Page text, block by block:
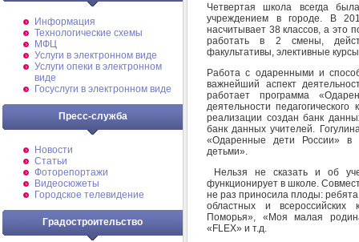
Информация
Технологические схемы
МФЦ
Услуги в электронном виде
Услуги опеки в электронном
виде
Госуслуги в электронном виде
Пресс-служба
Новости
Статьи
Фоторепортажи
Видеосюжеты
Городское телевидение
Градостроительство
Четвертая школа всегда
учреждением в городе. В
насчитывает 38 классов, а это
работать в 2 смены,
факультативы, элективные
Работа с одаренными и
важнейший аспект
работает программа
деятельности
реализации создан банк
банк данных учителей.
«Одаренные дети России» в
детьми».
Нельзя не сказать и об
функционирует в школе.
не раз приносила плоды:
областных и
Поморья», «Моя малая
«FLEX» и т.д.